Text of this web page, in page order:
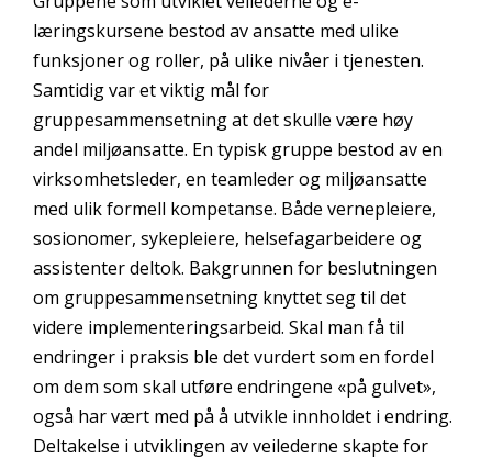
læringskursene bestod av ansatte med ulike
funksjoner og roller, på ulike nivåer i tjenesten.
Samtidig var et viktig mål for
gruppesammensetning at det skulle være høy
andel miljøansatte. En typisk gruppe bestod av en
virksomhetsleder, en teamleder og miljøansatte
med ulik formell kompetanse. Både vernepleiere,
sosionomer, sykepleiere, helsefagarbeidere og
assistenter deltok. Bakgrunnen for beslutningen
om gruppesammensetning knyttet seg til det
videre implementeringsarbeid. Skal man få til
endringer i praksis ble det vurdert som en fordel
om dem som skal utføre endringene «på gulvet»,
også har vært med på å utvikle innholdet i endring.
Deltakelse i utviklingen av veilederne skapte for